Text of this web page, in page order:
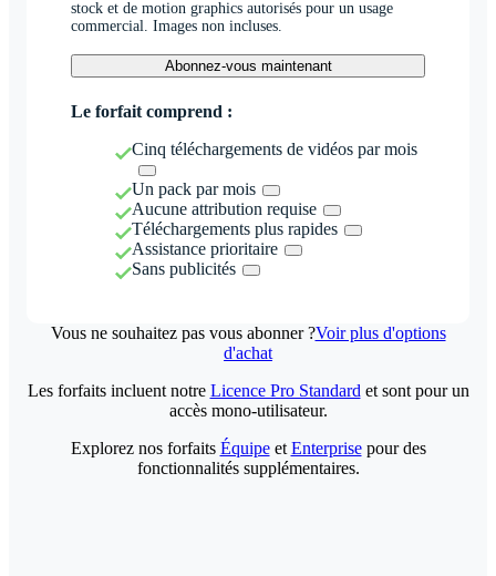
stock et de motion graphics autorisés pour un usage
commercial. Images non incluses.
Abonnez-vous maintenant
Le forfait comprend :
Cinq téléchargements de vidéos par mois
Un pack par mois
Aucune attribution requise
Téléchargements plus rapides
Assistance prioritaire
Sans publicités
Vous ne souhaitez pas vous abonner ?Voir plus d'options
d'achat
Les forfaits incluent notre Licence Pro Standard et sont pour un
accès mono-utilisateur.
Explorez nos forfaits Équipeet Enterprisepour des
fonctionnalités supplémentaires.